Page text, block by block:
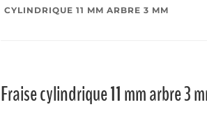
CYLINDRIQUE 11 MM ARBRE 3 MM
Fraise cylindrique 11 mm arbre 3